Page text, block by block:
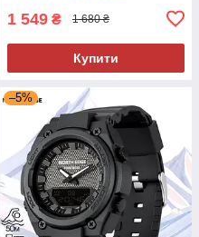
1 549 ₴ 1 680 ₴
Купити
–5%